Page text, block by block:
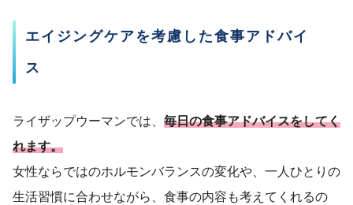
エイジングケアを考慮した食事アドバイ
ス
ライザップウーマンでは、 毎日の食事アドバイスをしてく
れます。
女性ならではのホルモンバランスの変化や、一人ひとりの
生活習慣に合わせながら、食事の内容も考えてくれるの